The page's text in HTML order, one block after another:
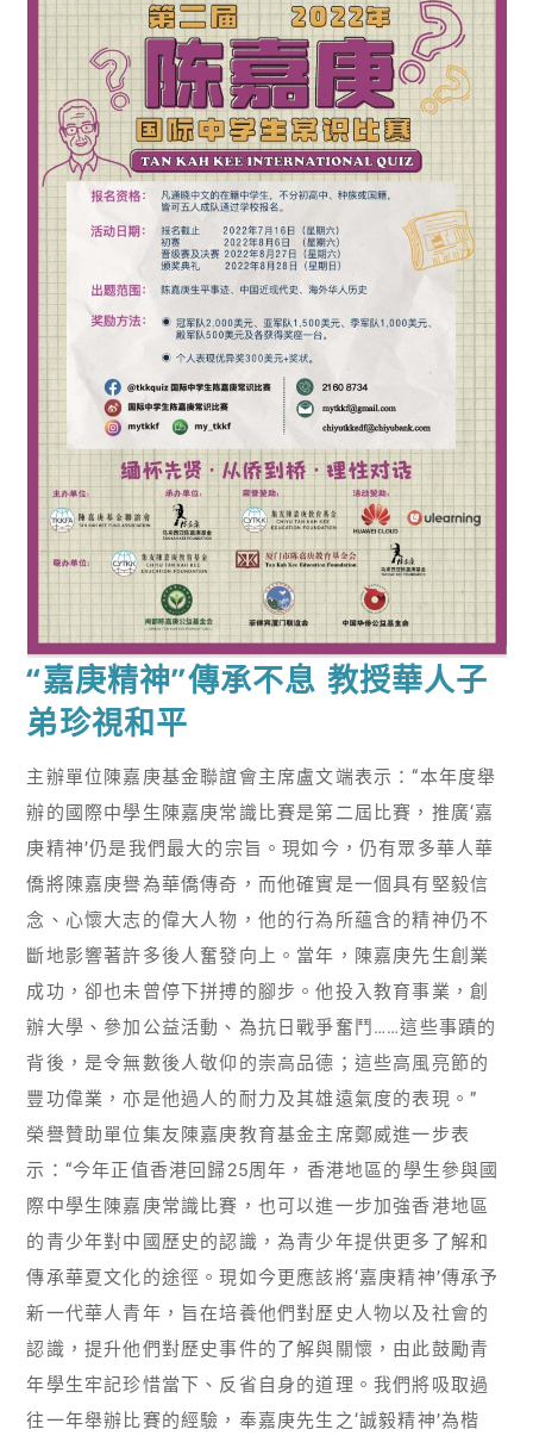
“嘉庚精神”傳承不息 教授華人子
弟珍視和平
主辦單位陳嘉庚基金聯誼會主席盧文端表示：“本年度舉
辦的國際中學生陳嘉庚常識比賽是第二屆比賽，推廣‘嘉
庚精神’仍是我們最大的宗旨。現如今，仍有眾多華人華
僑將陳嘉庚譽為華僑傳奇，而他確實是一個具有堅毅信
念、心懷大志的偉大人物，他的行為所蘊含的精神仍不
斷地影響著許多後人奮發向上。當年，陳嘉庚先生創業
成功，卻也未曾停下拼搏的腳步。他投入教育事業，創
辦大學、參加公益活動、為抗日戰爭奮鬥……這些事蹟的
背後，是令無數後人敬仰的崇高品德；這些高風亮節的
豐功偉業，亦是他過人的耐力及其雄遠氣度的表現。”
榮譽贊助單位集友陳嘉庚教育基金主席鄭威進一步表
示：“今年正值香港回歸25周年，香港地區的學生參與國
際中學生陳嘉庚常識比賽，也可以進一步加強香港地區
的青少年對中國歷史的認識，為青少年提供更多了解和
傳承華夏文化的途徑。現如今更應該將‘嘉庚精神’傳承予
新一代華人青年，旨在培養他們對歷史人物以及社會的
認識，提升他們對歷史事件的了解與關懷，由此鼓勵青
年學生牢記珍惜當下、反省自身的道理。我們將吸取過
往一年舉辦比賽的經驗，奉嘉庚先生之‘誠毅精神’為楷